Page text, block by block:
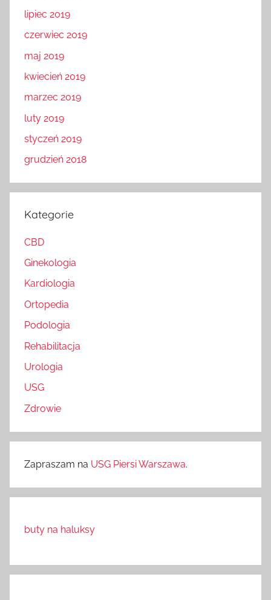
lipiec 2019
czerwiec 2019
maj 2019
kwiecień 2019
marzec 2019
luty 2019
styczeń 2019
grudzień 2018
Kategorie
CBD
Ginekologia
Kardiologia
Ortopedia
Podologia
Rehabilitacja
Urologia
USG
Zdrowie
Zapraszam na USG Piersi Warszawa.
buty na haluksy